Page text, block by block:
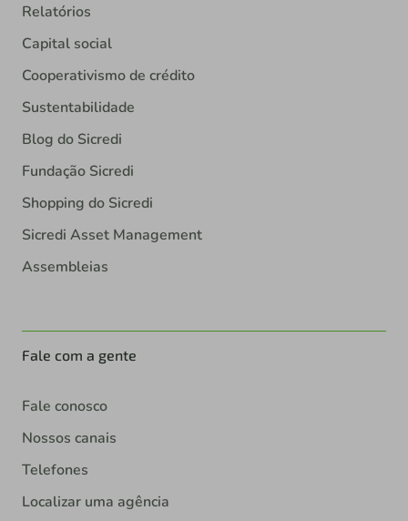
Relatórios
Capital social
Cooperativismo de crédito
Sustentabilidade
Blog do Sicredi
Fundação Sicredi
Shopping do Sicredi
Sicredi Asset Management
Assembleias
Fale com a gente
Fale conosco
Nossos canais
Telefones
Localizar uma agência